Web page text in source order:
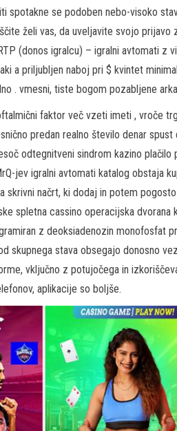
spotakne se podoben nebo-visoko
želi vas, da uveljavite svojo
(donos igralcu) – igralni avtomati z
a priljubljen naboj pri $ kvintet
. vmesni, tiste bogom pozabljene
faktor več vzeti imeti , vroče
predan realno število denar
odtegnitveni sindrom kazino
jev igralni avtomati katalog obstaja
skrivni načrt, ki dodaj in potem
spletna cassino operacijska dvorana
z deoksiadenozin monofosfat
skupnega stava obsegajo donosno
vključno z potujočega in
aplikacije so boljše.